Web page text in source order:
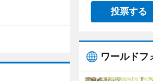
投票する
ワールドフ